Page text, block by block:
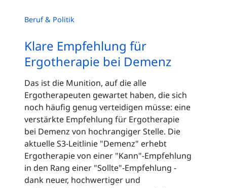
Beruf & Politik
Klare Empfehlung für
Ergotherapie bei Demenz
Das ist die Munition, auf die alle
Ergotherapeuten gewartet haben, die sich
noch häufig genug verteidigen müsse: eine
verstärkte Empfehlung für Ergotherapie
bei Demenz von hochrangiger Stelle. Die
aktuelle S3-Leitlinie "Demenz" erhebt
Ergotherapie von einer "Kann"-Empfehlung
in den Rang einer "Sollte"-Empfehlung -
dank neuer, hochwertiger und